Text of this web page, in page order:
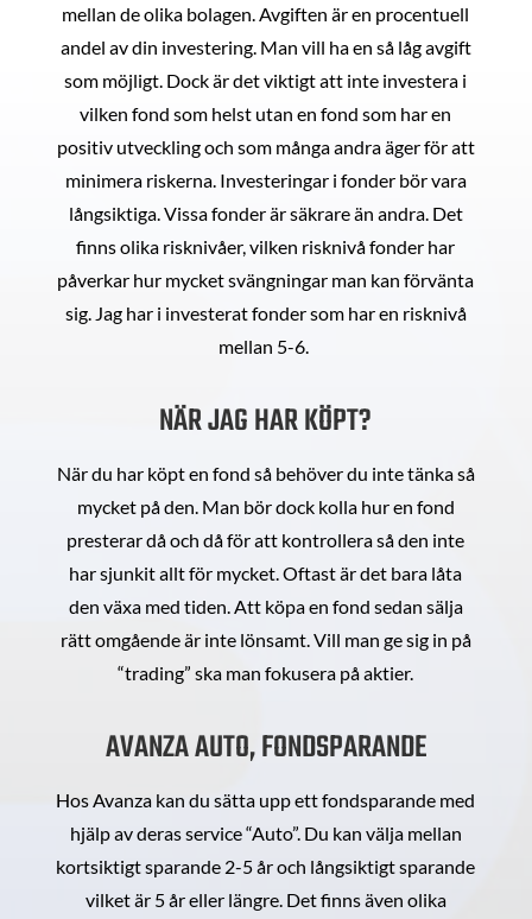
mellan de olika bolagen. Avgiften är en procentuell
andel av din investering. Man vill ha en så låg avgift
som möjligt. Dock är det viktigt att inte investera i
vilken fond som helst utan en fond som har en
positiv utveckling och som många andra äger för att
minimera riskerna. Investeringar i fonder bör vara
långsiktiga. Vissa fonder är säkrare än andra. Det
finns olika risknivåer, vilken risknivå fonder har
påverkar hur mycket svängningar man kan förvänta
sig. Jag har i investerat fonder som har en risknivå
mellan 5-6.
NÄR JAG HAR KÖPT?
När du har köpt en fond så behöver du inte tänka så
mycket på den. Man bör dock kolla hur en fond
presterar då och då för att kontrollera så den inte
har sjunkit allt för mycket. Oftast är det bara låta
den växa med tiden. Att köpa en fond sedan sälja
rätt omgående är inte lönsamt. Vill man ge sig in på
“trading” ska man fokusera på aktier.
AVANZA AUTO, FONDSPARANDE
Hos Avanza kan du sätta upp ett fondsparande med
hjälp av deras service “Auto”. Du kan välja mellan
kortsiktigt sparande 2-5 år och långsiktigt sparande
vilket är 5 år eller längre. Det finns även olika